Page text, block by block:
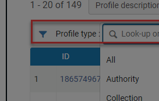
para
Identificadores
Cancelados/Inválidos
no
035.
Equivalência